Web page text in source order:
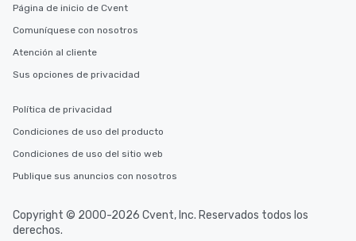
Página de inicio de Cvent
Comuníquese con nosotros
Atención al cliente
Sus opciones de privacidad
Política de privacidad
Condiciones de uso del producto
Condiciones de uso del sitio web
Publique sus anuncios con nosotros
Copyright © 2000-2026 Cvent, Inc. Reservados todos los
derechos.